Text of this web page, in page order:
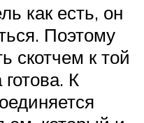
как есть, он
Поэтому
скотчем к той
К